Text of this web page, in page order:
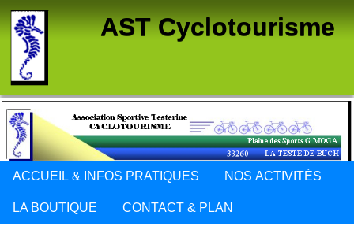
AST Cyclotourisme
ACCUEIL & INFOS PRATIQUES NOS ACTIVITÉS
LA BOUTIQUE CONTACT & PLAN
Panneau de gestion des cookies